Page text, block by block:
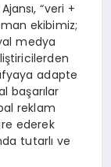
“veri +
ekibimiz;
medya
adapte
başarılar
reklam
ederek
tutarlı ve